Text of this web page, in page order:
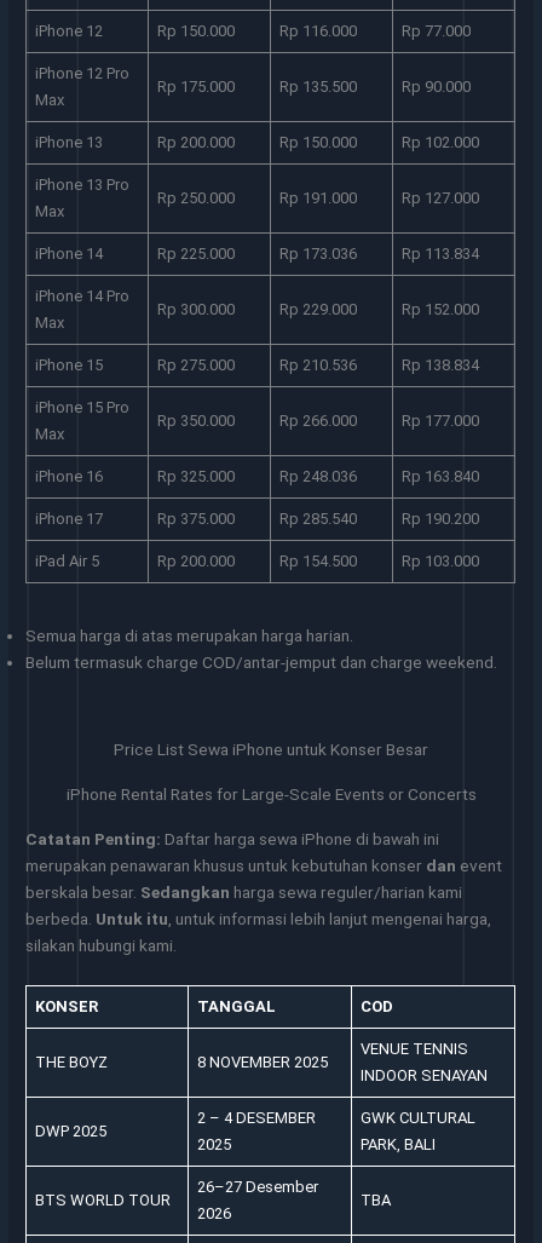
iPhone 12 Rp 150.000 Rp 116.000 Rp 77.000
iPhone 12 Pro
Max
Rp 175.000 Rp 135.500 Rp 90.000
iPhone 13 Rp 200.000 Rp 150.000 Rp 102.000
iPhone 13 Pro
Max
Rp 250.000 Rp 191.000 Rp 127.000
iPhone 14 Rp 225.000 Rp 173.036 Rp 113.834
iPhone 14 Pro
Max
Rp 300.000 Rp 229.000 Rp 152.000
iPhone 15 Rp 275.000 Rp 210.536 Rp 138.834
iPhone 15 Pro
Max
Rp 350.000 Rp 266.000 Rp 177.000
iPhone 16 Rp 325.000 Rp 248.036 Rp 163.840
iPhone 17 Rp 375.000 Rp 285.540 Rp 190.200
iPad Air 5 Rp 200.000 Rp 154.500 Rp 103.000
Semua harga di atas merupakan harga harian.
Belum termasuk charge COD/antar-jemput dan charge weekend.
Price List Sewa iPhone untuk Konser Besar
iPhone Rental Rates for Large-Scale Events or Concerts
Catatan Penting: Daftar harga sewa iPhone di bawah ini
merupakan penawaran khusus untuk kebutuhan konser dan event
berskala besar. Sedangkan harga sewa reguler/harian kami
berbeda. Untuk itu, untuk informasi lebih lanjut mengenai harga,
silakan hubungi kami.
KONSER TANGGAL COD
THE BOYZ 8 NOVEMBER 2025
VENUE TENNIS
INDOOR SENAYAN
DWP 2025
2 – 4 DESEMBER
2025
GWK CULTURAL
PARK, BALI
BTS WORLD TOUR
26–27 Desember
2026
TBA